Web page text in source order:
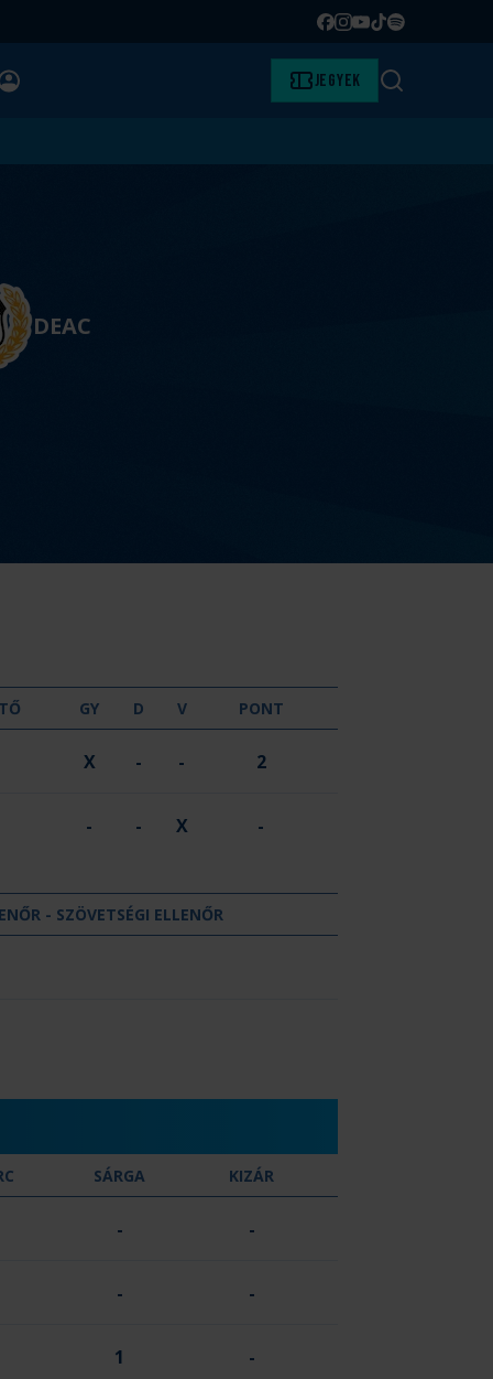
Facebook
Instagram
YouTube
TikTok
Spotify
Jegyek Keresés
DEAC
GYŐZELEM
GY DÖNTETLEN
D VERESÉG
V PONT
X - - 2
- - X -
- SZÖVETSÉGI ELLENŐR
SÁRGA KIZÁR
- -
- -
1 -